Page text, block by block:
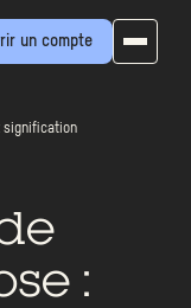
un compte
signification
: